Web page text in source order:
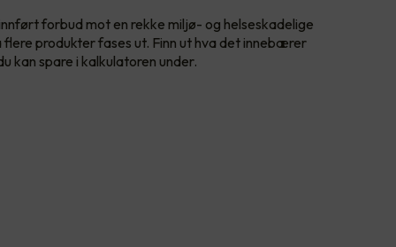
forbud mot en rekke miljø- og helseskadelige
produkter fases ut. Finn ut hva det innebærer
kan spare i kalkulatoren under.